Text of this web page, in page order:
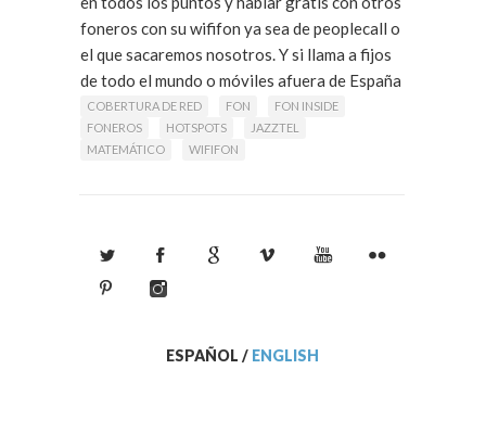
foneros con su wififon ya sea de peoplecall o
el que sacaremos nosotros. Y si llama a fijos
de todo el mundo o móviles afuera de España
las tarifas son increíbles.
COBERTURA DE RED FON
FON INSIDE
FONEROS
HOTSPOTS
JAZZTEL
MATEMÁTICO
WIFIFON
ESPAÑOL / ENGLISH